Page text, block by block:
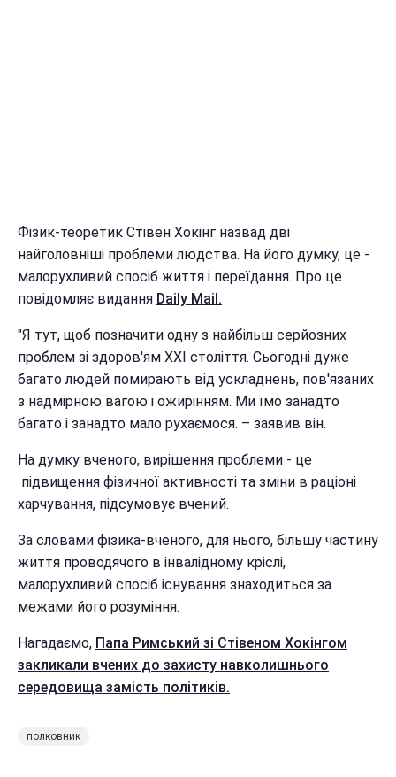
Фізик-теоретик Стівен Хокінг назвад дві
найголовніші проблеми людства. На його думку, це -
малорухливий спосіб життя і переїдання. Про це
повідомляє видання Daily Mail.
"Я тут, щоб позначити одну з найбільш серйозних
проблем зі здоров'ям XXI століття. Сьогодні дуже
багато людей помирають від ускладнень, пов'язаних
з надмірною вагою і ожирінням. Ми їмо занадто
багато і занадто мало рухаємося. – заявив він.
На думку вченого, вирішення проблеми - це
підвищення фізичної активності та зміни в раціоні
харчування, підсумовує вчений.
За словами фізика-вченого, для нього, більшу частину
життя проводячого в інвалідному кріслі,
малорухливий спосіб існування знаходиться за
межами його розуміння.
Нагадаємо, Папа Римський зі Стівеном Хокінгом
закликали вчених до захисту навколишнього
середовища замість політиків.
полковник